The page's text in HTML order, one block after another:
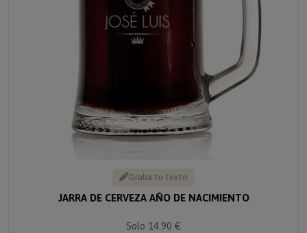
Graba tu texto
JARRA DE CERVEZA AÑO DE NACIMIENTO
Solo 14.90 €